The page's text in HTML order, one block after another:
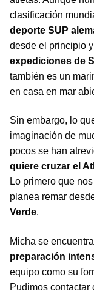
clasificación
deporte SUP
desde el principio
expediciones de
también es un
en casa en mar
Sin embargo, lo
imaginación de
pocos se han
quiere cruzar el
Lo primero que
planea remar
Verde.
Micha se
preparación
equipo como su
Pudimos contactar